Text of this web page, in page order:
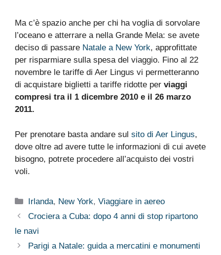
Ma c’è spazio anche per chi ha voglia di sorvolare
l’oceano e atterrare a nella Grande Mela: se avete
deciso di passare Natale a New York, approfittate
per risparmiare sulla spesa del viaggio. Fino al 22
novembre le tariffe di Aer Lingus vi permetteranno
di acquistare biglietti a tariffe ridotte per viaggi
compresi tra il 1 dicembre 2010 e il 26 marzo
2011.
Per prenotare basta andare sul sito di Aer Lingus,
dove oltre ad avere tutte le informazioni di cui avete
bisogno, potrete procedere all’acquisto dei vostri
voli.
Categorie
Irlanda, New York,Viaggiare in aereo
Crociera a Cuba: dopo 4 anni di stop ripartono
le navi
Parigi a Natale: guida a mercatini e monumenti